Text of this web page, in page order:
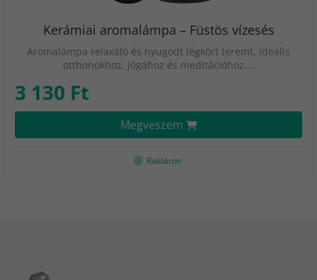
Kerámiai aromalámpa – Füstös vízesés
Aromalámpa relaxáló és nyugodt légkört teremt, ideális
otthonokhoz, jógához és meditációhoz.…
3 130 Ft
Megveszem
Raktáron